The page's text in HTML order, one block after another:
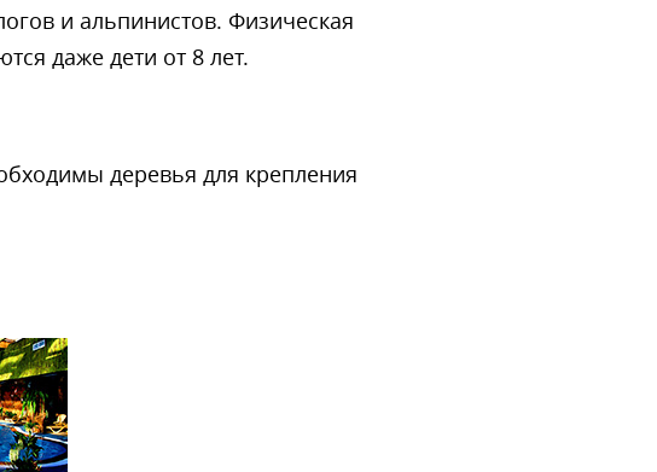
и альпинистов. Физическая
даже дети от 8 лет.
деревья для крепления